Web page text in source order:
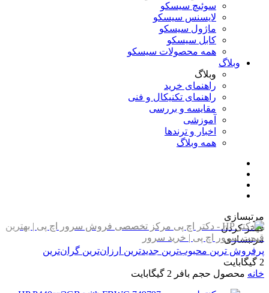
سوئیچ سیسکو
لایسنس سیسکو
ماژول سیسکو
کابل سیسکو
همه محصولات سیسکو
وبلاگ
وبلاگ
راهنمای خرید
راهنمای تکنیکال و فنی
مقایسه و بررسی
آموزشی
اخبار و ترندها
همه وبلاگ
مرتبسازی
فیلتر کردن
مرتبسازی
پرفروش ترین محبوب‌ترین جدیدترین ارزان‌ترین گران‌ترین
2 گیگابایت
خانه محصول حجم بافر 2 گیگابایت